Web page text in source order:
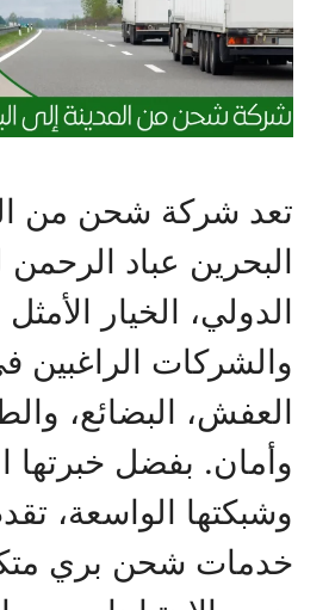
تعد شركة شحن من
البحرين عباد
الدولي، الخيار الأمثل
والشركات الراغبين
العفش، البضائع،
وأمان. بفضل خبرتها
وشبكتها الواسعة،
خدمات شحن بري